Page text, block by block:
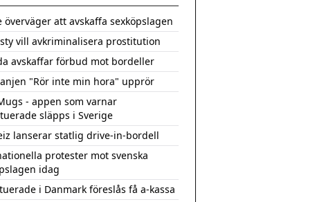
överväger att avskaffa sexköpslagen
vill avkriminalisera prostitution
avskaffar förbud mot bordeller
"Rör inte min hora" upprör
- appen som varnar
släpps i Sverige
lanserar statlig drive-in-bordell
protester mot svenska
idag
i Danmark föreslås få a-kassa